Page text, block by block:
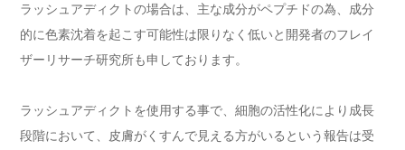
ラッシュアディクトの場合は、主な成分がペプチドの為、成分
的に色素沈着を起こす可能性は限りなく低いと開発者のフレイ
ザーリサーチ研究所も申しております。
ラッシュアディクトを使用する事で、細胞の活性化により成長
段階において、皮膚がくすんで見える方がいるという報告は受